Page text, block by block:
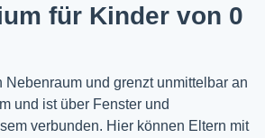
für Kinder von 0
Nebenraum und grenzt unmittelbar an
und ist über Fenster und
verbunden. Hier können Eltern mit